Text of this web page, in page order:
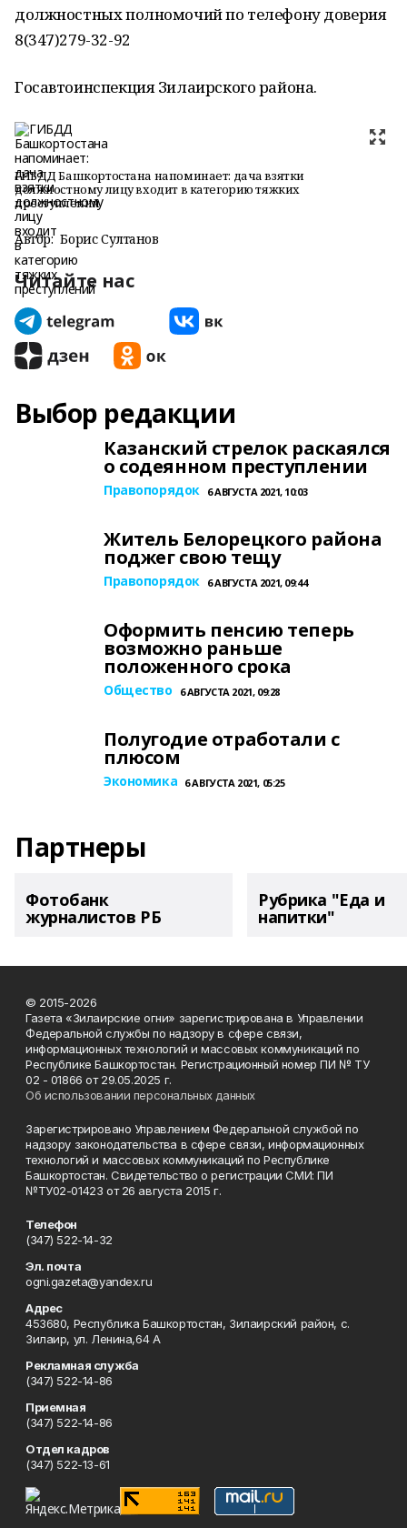
должностных полномочий по телефону доверия
8(347)279-32-92
Госавтоинспекция Зилаирского района.
ГИБДД Башкортостана напоминает: дача взятки
должностному лицу входит в категорию тяжких
преступлений
Автор: Борис Султанов
Читайте нас
Выбор редакции
Казанский стрелок раскаялся
о содеянном преступлении
Правопорядок 6 АВГУСТА 2021, 10:03
Житель Белорецкого района
поджег свою тещу
Правопорядок 6 АВГУСТА 2021, 09:44
Оформить пенсию теперь
возможно раньше
положенного срока
Общество 6 АВГУСТА 2021, 09:28
Полугодие отработали с
плюсом
Экономика 6 АВГУСТА 2021, 05:25
Партнеры
Фотобанк
журналистов РБ
Рубрика "Еда и
напитки"
© 2015-2026
Газета «Зилаирские огни» зарегистрирована в Управлении
Федеральной службы по надзору в сфере связи,
информационных технологий и массовых коммуникаций по
Республике Башкортостан. Регистрационный номер ПИ № ТУ
02 - 01866 от 29.05.2025 г.
Об использовании персональных данных
Зарегистрировано Управлением Федеральной службой по
надзору законодательства в сфере связи, информационных
технологий и массовых коммуникаций по Республике
Башкортостан. Свидетельство о регистрации СМИ: ПИ
№ТУ02-01423 от 26 августа 2015 г.
Телефон
(347) 522-14-32
Эл. почта
ogni.gazeta@yandex.ru
Адрес
453680, Республика Башкортостан, Зилаирский район, с.
Зилаир, ул. Ленина,64 А
Рекламная служба
(347) 522-14-86
Приемная
(347) 522-14-86
Отдел кадров
(347) 522-13-61